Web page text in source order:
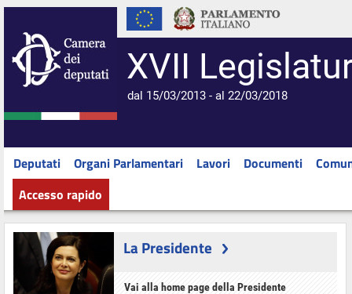
XVII
dal 15/03/2013 - al 22/03/2018
Deputati Organi Parlamentari Lavori Documenti
Accesso rapido
La Presidente
Vai alla home page della Presidente